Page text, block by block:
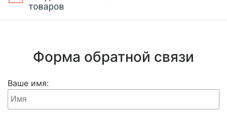
Форма обратной связи
Ваше имя: